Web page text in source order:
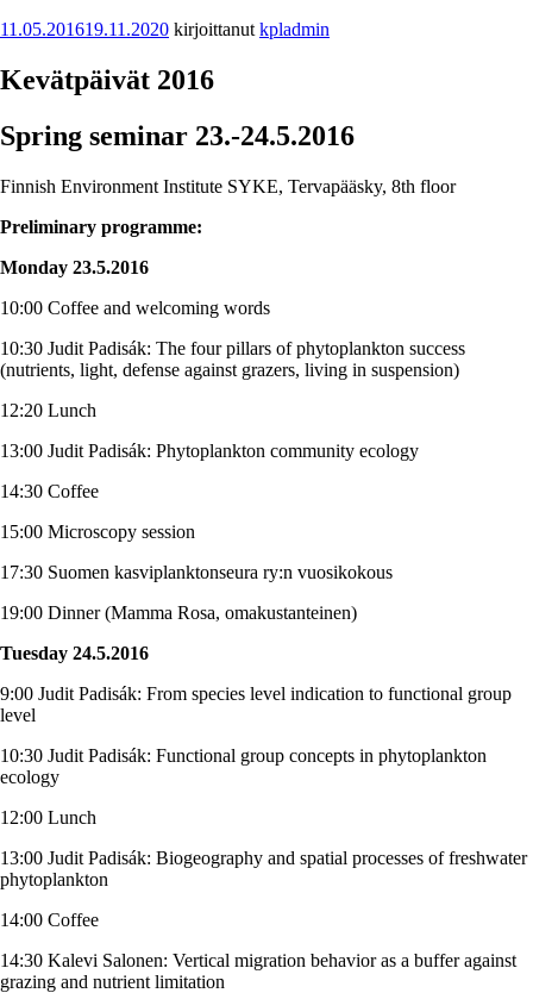
Julkaistu
11.05.201619.11.2020 kirjoittanut kpladmin
Kevätpäivät 2016
Spring seminar 23.-24.5.2016
Finnish Environment Institute SYKE, Tervapääsky, 8th floor
Preliminary programme:
Monday 23.5.2016
10:00 Coffee and welcoming words
10:30 Judit Padisák: The four pillars of phytoplankton success
(nutrients, light, defense against grazers, living in suspension)
12:20 Lunch
13:00 Judit Padisák: Phytoplankton community ecology
14:30 Coffee
15:00 Microscopy session
17:30 Suomen kasviplanktonseura ry:n vuosikokous
19:00 Dinner (Mamma Rosa, omakustanteinen)
Tuesday 24.5.2016
9:00 Judit Padisák: From species level indication to functional group
level
10:30 Judit Padisák: Functional group concepts in phytoplankton
ecology
12:00 Lunch
13:00 Judit Padisák: Biogeography and spatial processes of freshwater
phytoplankton
14:00 Coffee
14:30 Kalevi Salonen: Vertical migration behavior as a buffer against
grazing and nutrient limitation